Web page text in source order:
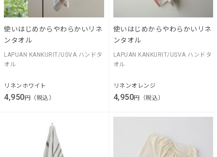
使いはじめからやわらかいリネ
ンタオル
LAPUAN KANKURIT/USVA ハンドタ
オル
リネンホワイト
4,950 円（税込）
使いはじめからやわらかいリネ
ンタオル
LAPUAN KANKURIT/USVA ハンドタ
オル
リネンオレンジ
4,950円（税込）